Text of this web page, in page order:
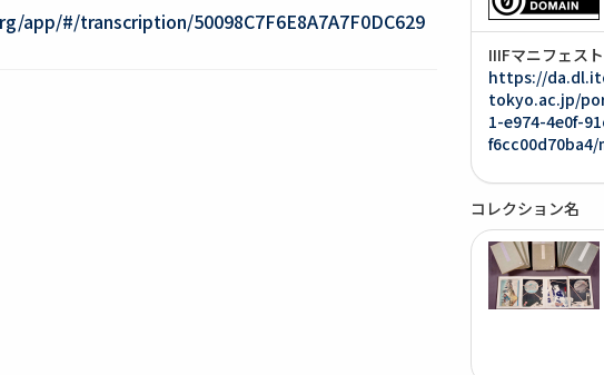
app/#/transcription/50098C7F6E8A7A7F0DC629
IIIFマニフェス
https://
tokyo.ac.jp/
1-e974-4e0f-
コレクション名